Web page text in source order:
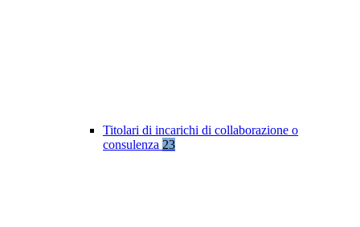
Titolari di incarichi di collaborazione o
consulenza 23